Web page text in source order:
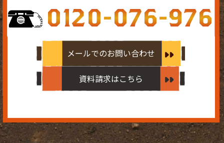
0120-076-976
メールでのお問い合わせ
資料請求はこちら